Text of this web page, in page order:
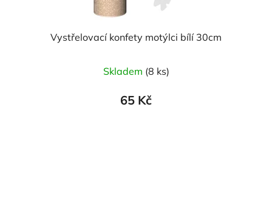
Vystřelovací konfety motýlci bílí 30cm
Skladem (8 ks)
65 Kč